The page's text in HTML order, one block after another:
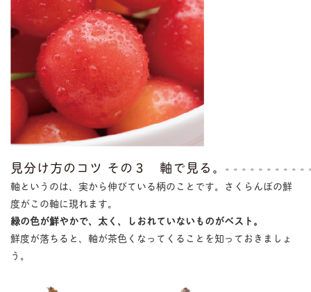
見分け方のコツ その３ 軸で見る。
軸というのは、実から伸びている柄のことです。さくらんぼの鮮
度がこの軸に現れます。
緑の色が鮮やかで、太く、しおれていないものがベスト。
鮮度が落ちると、軸が茶色くなってくることを知っておきましょ
う。